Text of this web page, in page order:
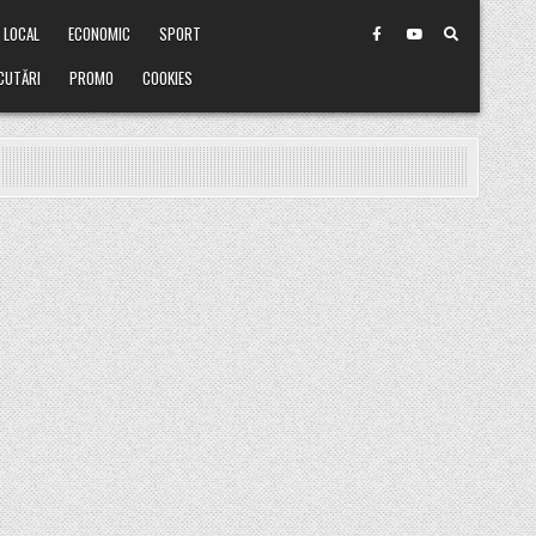
LOCAL ECONOMIC
SPORT
PROMO COOKIES